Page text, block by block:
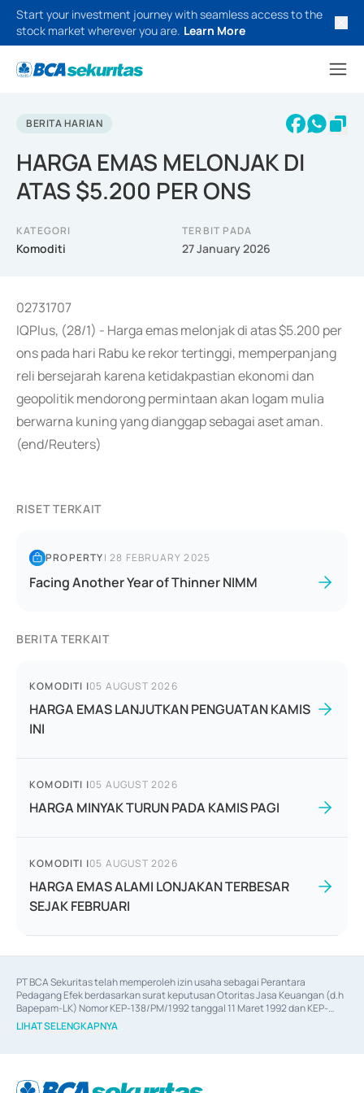
Start your investment journey with seamless access to the
stock market wherever you are. Learn More
BERITA HARIAN
HARGA EMAS MELONJAK DI
ATAS $5.200 PER ONS
KATEGORI
Komoditi
TERBIT PADA
27 January 2026
02731707
IQPlus, (28/1) - Harga emas melonjak di atas $5.200 per
ons pada hari Rabu ke rekor tertinggi, memperpanjang
reli bersejarah karena ketidakpastian ekonomi dan
geopolitik mendorong permintaan akan logam mulia
berwarna kuning yang dianggap sebagai aset aman.
(end/Reuters)
RISET TERKAIT
PROPERTY|28 FEBRUARY 2025
Facing Another Year of Thinner NIMM
BERITA TERKAIT
KOMODITI |05 AUGUST 2026
HARGA EMAS LANJUTKAN PENGUATAN KAMIS
INI
KOMODITI |05 AUGUST 2026
HARGA MINYAK TURUN PADA KAMIS PAGI
KOMODITI |05 AUGUST 2026
HARGA EMAS ALAMI LONJAKAN TERBESAR
SEJAK FEBRUARI
PT BCA Sekuritas telah memperoleh izin usaha sebagai Perantara
Pedagang Efek berdasarkan surat keputusan Otoritas Jasa Keuangan (d.h
Bapepam-LK) Nomor KEP-138/PM/1992 tanggal 11 Maret 1992 dan KEP-
06/D.04/2014 tanggal 28 Februari 2014, izin usaha sebagai Penjamin Emisi
Efek berdasarkan surat keputusan Otoritas Jasa Keuangan Nomor KEP-
berdasarkan surat keputusan Otoritas Jasa Keuangan Nomor S-
LIHAT SELENGKAPNYA